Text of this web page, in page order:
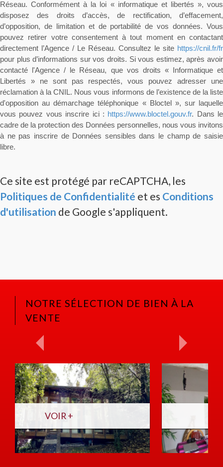
Réseau. Conformément à la loi « informatique et libertés », vous
disposez des droits d’accès, de rectification, d’effacement,
d’opposition, de limitation et de portabilité de vos données. Vous
pouvez retirer votre consentement à tout moment en contactant
directement l’Agence / Le Réseau. Consultez le site https://cnil.fr/fr
pour plus d’informations sur vos droits. Si vous estimez, après avoir
contacté l'Agence / le Réseau, que vos droits « Informatique et
Libertés » ne sont pas respectés, vous pouvez adresser une
réclamation à la CNIL. Nous vous informons de l’existence de la liste
d'opposition au démarchage téléphonique « Bloctel », sur laquelle
vous pouvez vous inscrire ici : https://www.bloctel.gouv.fr. Dans le
cadre de la protection des Données personnelles, nous vous invitons
à ne pas inscrire de Données sensibles dans le champ de saisie
libre.
Ce site est protégé par reCAPTCHA, les
Politiques de Confidentialité et es Conditions
d'utilisation de Google s'appliquent.
NOTRE SÉLECTION DE BIEN À LA
VENTE